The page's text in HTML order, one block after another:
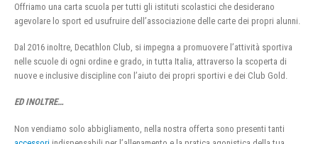
Offriamo una carta scuola per tutti gli istituti scolastici che desiderano
agevolare lo sport ed usufruire dell’associazione delle carte dei propri alunni.
Dal 2016 inoltre, Decathlon Club, si impegna a promuovere l’attività sportiva
nelle scuole di ogni ordine e grado, in tutta Italia, attraverso la scoperta di
nuove e inclusive discipline con l’aiuto dei propri sportivi e dei Club Gold.
ED INOLTRE…
Non vendiamo solo abbigliamento, nella nostra offerta sono presenti tanti